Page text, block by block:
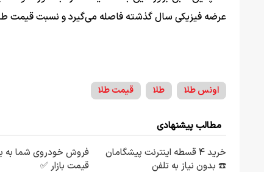
عرضه فیزیکی سال گذشته فاصله می‌گیرد و نسبت قیمت
اونس طلا طلا قیمت طلا
مطالب پیشنهادی
خرید 4 قسطه اینترنت پیشگامان
☎️ بدون نیاز به تلفن
فروش خودروی شما به
قیمت بازار ✅